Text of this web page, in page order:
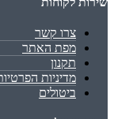
צרו קשר
מפת האתר
תקנון
מדיניות
ביטולים